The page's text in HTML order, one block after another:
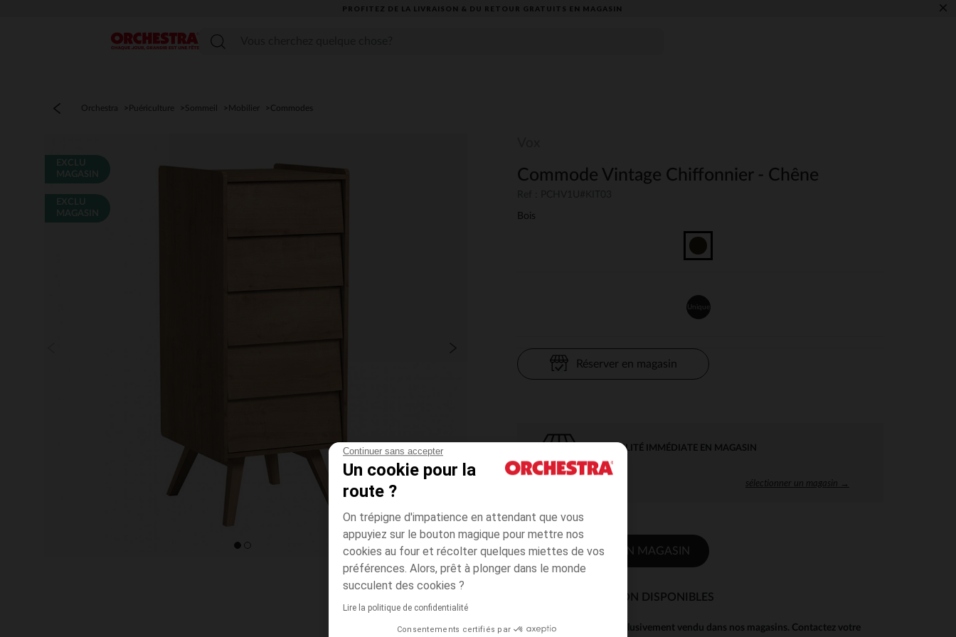
Continuer sans accepter
Un cookie pour la
route ?
On trépigne d'impatience en attendant que vous
appuyiez sur le bouton magique pour mettre nos
cookies au four et récolter quelques miettes de vos
préférences. Alors, prêt à plonger dans le monde
succulent des cookies ?
Lire la politique de confidentialité
Consentements certifiés par
PROFITEZ DE LA LIVRAISON & DU RETOUR GRATUITS EN MAGASIN​ ×
Menu
Orchestra Puériculture Sommeil Mobilier Commodes
EXCLU
MAGASIN
EXCLU
MAGASIN
Commode Vintage Chiffonnier - Chêne
Bois
Unique
Réserver en magasin
DISPONIBILITÉ IMMÉDIATE EN MAGASIN
sélectionner un magasin →
CONTACTER MON MAGASIN
MODES DE LIVRAISON DISPONIBLES
Ce produit est exclusivement vendu dans nos magasins. Contactez votre